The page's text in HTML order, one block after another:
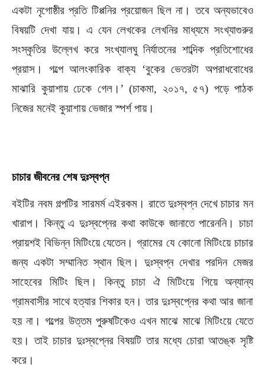
একটা নৃগোষ্ঠীর প্রতি টিপ্পনির প্রয়োজন ছিল না। তবে অন্যভাবেও
বিষয়টি দেখা যায়। এ যেন লেখকের লেখনির মাধ্যমে সংখ্যাগুরুর
সংস্কৃতির উল্লেখ করে সংখ্যালঘু নির্যাতনের শাব্দিক প্রতিশোধের
প্রয়াস। গল্পে আলংকারিক বাক্য ‘বুকের ভেতরটা অপরাধবোধের
মাঝারি কুয়াশায় ঢেকে গেল।’ (চাকমা, ২০১৭, ৫৭) পড়ে পাঠক
নিজের মনেই কুয়াশায় ভেজার স্পর্শ পায়।
চাচার জীবনের শেষ দুঃস্বপ্ন
বইটির নবম গল্পটির সারমর্ম এইরকম। রাতে দুঃস্বপ্ন দেখে চাচার মন
খারাপ। কিন্তু এ দুঃস্বপ্নের কথা কাউকে জানাতে পারেননি। চাচা
প্রায়শই বিভিন্ন মিটিংয়ে যেতেন। গ্রামের যে কোনো মিটিংয়ে চাচার
জন্য একটা সম্মানিত স্থান ছিল। দুঃস্বপ্ন দেখার পরদিন মেজর
সাহেবের মিটিং ছিল। কিন্তু চাচা ঐ মিটিংয়ে গিয়ে অন্যান্য
গ্রামবাসীর সাথে হত্যার শিকার হন। তার দুঃস্বপ্নের কথা আর জানা
হয় না। গল্পের উত্তম পুরুষটিকেও এখন মাঝে মাঝে মিটিংয়ে যেতে
হয়। তাই চাচার দুঃস্বপ্নের বিষয়টি তার মধ্যে চোরা আতঙ্ক সৃষ্টি
করে।